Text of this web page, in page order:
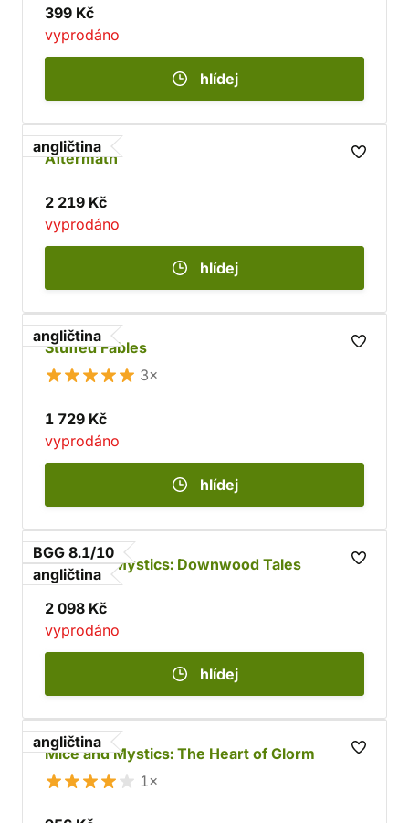
399 Kč
vyprodáno
hlídej
angličtina
Aftermath
2 219 Kč
vyprodáno
hlídej
angličtina
Stuffed Fables
3×
1 729 Kč
vyprodáno
hlídej
BGG 8.1/10
angličtina
Mice and Mystics: Downwood Tales
2 098 Kč
vyprodáno
hlídej
angličtina
Mice and Mystics: The Heart of Glorm
1×